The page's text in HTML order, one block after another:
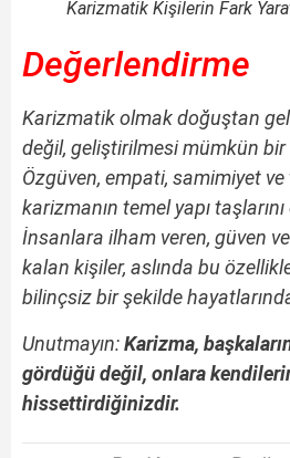
Karizmatik Kişilerin Fark
Değerlendirme
Karizmatik olmak doğuştan
değil, geliştirilmesi mümkün bir
Özgüven, empati, samimiyet ve
karizmanın temel yapı
İnsanlara ilham veren, güven
kalan kişiler, aslında bu
bilinçsiz bir şekilde
Unutmayın:Karizma,
gördüğü değil, onlara
hissettirdiğinizdir.